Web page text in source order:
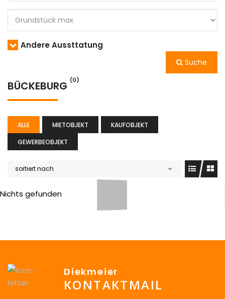
Andere Aussttatung
Suche
BÜCKEBURG (0)
ALLE MIETOBJEKT
KAUFOBJEKT
GEWERBEOBJEKT
sortiert nach
Nichts gefunden
Diekmeier
KONTAKTMAIL